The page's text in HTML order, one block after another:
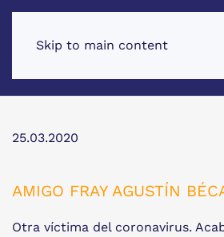
Skip to main content
25.03.2020
AMIGO FRAY AGUSTÍN
Otra víctima del coronavirus.